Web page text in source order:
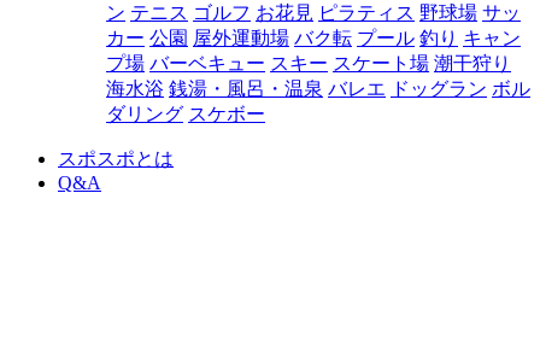
ン テニス ゴルフ お花見 ピラティス 野球場 サッ
カー 公園 屋外運動場 バク転 プール 釣り キャン
プ場 バーベキュー スキー スケート場 潮干狩り
海水浴 銭湯・風呂・温泉 バレエ ドッグラン ボル
ダリング スケボー
スポスポとは
Q&A